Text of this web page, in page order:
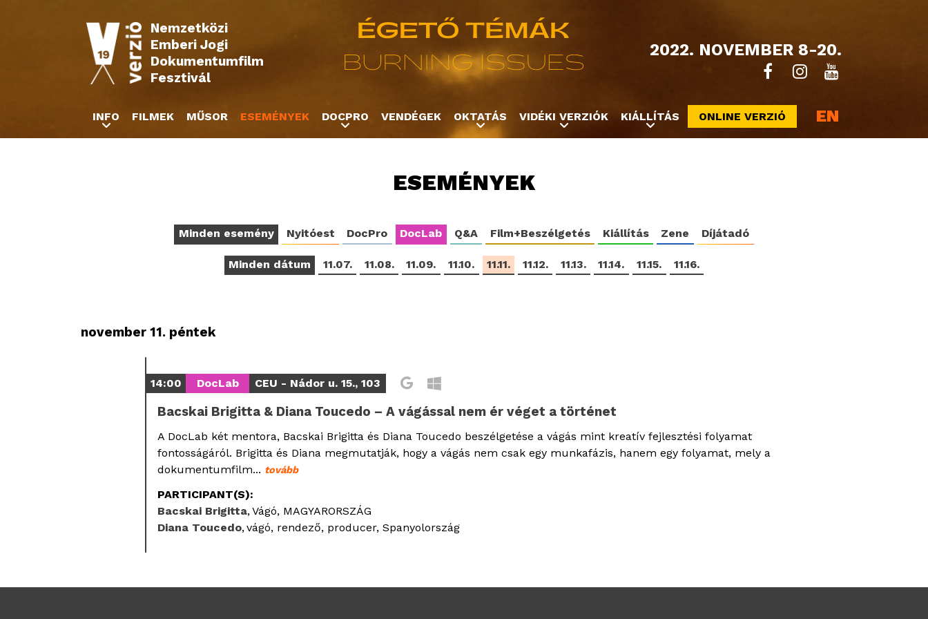
2022. NOVEMBER 8-20.
Nemzetközi
Emberi Jogi
Dokumentumfilm
Fesztivál
ESEMÉNYEK
Minden esemény Nyitóest DocPro DocLab Q&A Film+Beszélgetés Kiállítás Zene Díjátadó
Minden dátum 11.07. 11.08. 11.09. 11.10. 11.11. 11.12. 11.13. 11.14. 11.15. 11.16.
november 11. péntek
14:00 DocLab CEU - Nádor u. 15., 103
Bacskai Brigitta & Diana Toucedo – A vágással nem ér véget a történet
A DocLab két mentora, Bacskai Brigitta és Diana Toucedo beszélgetése a vágás mint kreatív fejlesztési folyamat
fontosságáról. Brigitta és Diana megmutatják, hogy a vágás nem csak egy munkafázis, hanem egy folyamat, mely a
dokumentumfilm... tovább
PARTICIPANT(S):
Bacskai Brigitta Vágó, MAGYARORSZÁG
Diana Toucedo vágó, rendező, producer, Spanyolország
INFO FILMEK MŰSOR ESEMÉNYEK DOCPRO VENDÉGEK OKTATÁS VIDÉKI VERZIÓK KIÁLLÍTÁS ONLINE VERZIÓ EN